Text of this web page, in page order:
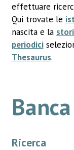
effettuare
Qui trovate le
nascita e la
periodici
Thesaurus.
Ricerca